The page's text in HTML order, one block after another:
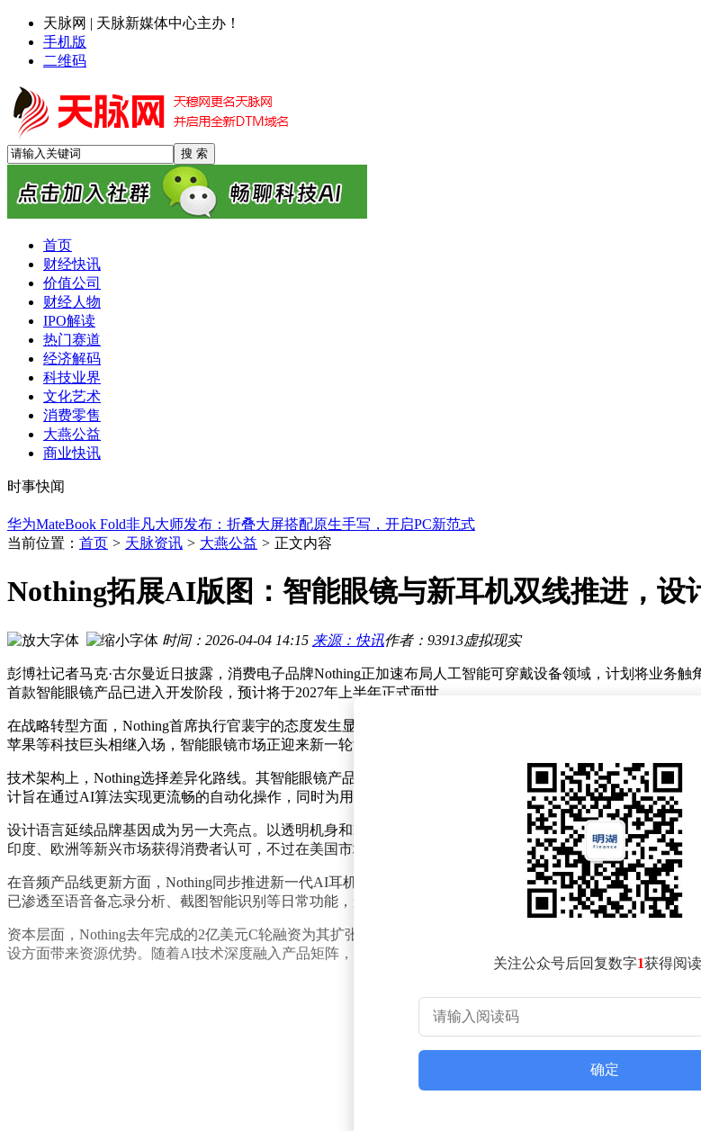
天脉网 | 天脉新媒体中心主办！
手机版
二维码
首页
财经快讯
价值公司
财经人物
IPO解读
热门赛道
经济解码
科技业界
文化艺术
消费零售
大燕公益
商业快讯
时事快闻
瑞幸二季度业绩亮眼：门店扩张提速，中国咖啡市场潜力持续释放
张一鸣内部会议发声：字节跳动坚持长期主义 拒绝“蒸馏”求突破
绑定宇树智元布局机器人赛道，卧龙电驱能否借新业务“破局”传统困局？
特努斯接任苹果CEO后首场iPhone发布会 录播混合模式或延续但现场氛围或更活跃
宇树科技科创板IPO在即：8月7日路演，人形机器人龙头开启新征程
马斯克宣布SpaceX明年部署太空数据中心 携手英伟达冲刺2030年万亿美元营收目标
马斯克再添商业新宠：无聊隧道公司估值或达200亿美元，盈利前景引关注
瑞幸二季度业绩亮眼：门店扩张提速，中国咖啡市场潜力持续释放
张一鸣内部会议发声：字节跳动坚持长期主义 拒绝“蒸馏”求突破
当前位置： 首页 > 天脉资讯 > 大燕公益 > 正文内容
Nothing拓展AI版图：智能眼镜与新耳机双线推进，设
时间：2026-04-04 14:15 来源：快讯作者：93913虚拟现实
彭博社记者马克·古尔曼近日披露，消费电子品牌Nothing正加速布局人工智能可穿戴设备领域，计划将业务
首款智能眼镜产品已进入开发阶段，预计将于2027年上半年正式面世。
在战略转型方面，Nothing首席执行官裴宇的态度发生显著变化。此前对智能眼镜持保留态度的他，近期明
苹果等科技巨头相继入场，智能眼镜市场正迎来新一轮竞争高潮，me
技术架构上，Nothing选择差异化路线。其智能眼镜产品将弱化本地计算能力，转而依赖手机处理器与云端
计旨在通过AI算法实现更流畅的自动化操作，同时为用户提供个性化服务体验。知情人士特别指出，该产品
设计语言延续品牌基因成为另一大亮点。以透明机身和LED灯带设计闻名的Nothing，计划将标志性元素融
印度、欧洲等新兴市场获得消费者认可，不过在美国市场仍面临突破瓶颈。
在音频产品线更新方面，Nothing同步推进新一代AI耳机研发，预计年内推向市场。该公司近期还推出氛围
已渗透至语音备忘录分析、截图智能识别等日常功能，形成软硬件协同的生态布局。
资本层面，Nothing去年完成的2亿美元C轮融资为其扩张提供支撑，当前估值达13亿美元。投资方阵容包含
设方面带来资源优势。随着AI技术深度融入产品矩阵，这家成立仅数年的消费电子品牌正试图在巨头林立的市
关注公众号后回复数字1获得阅
确定